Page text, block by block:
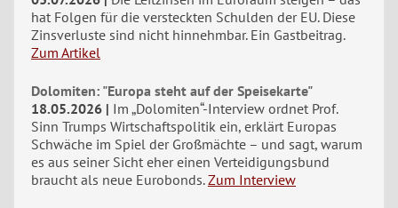
hat Folgen für die versteckten Schulden der EU. Diese
Zinsverluste sind nicht hinnehmbar. Ein Gastbeitrag.
Zum Artikel
Dolomiten: "Europa steht auf der Speisekarte"
18.05.2026
Im „Dolomiten“-Interview ordnet Prof.
Sinn Trumps Wirtschaftspolitik ein, erklärt Europas
Schwäche im Spiel der Großmächte – und sagt, warum
es aus seiner Sicht eher einen Verteidigungsbund
braucht als neue Eurobonds. Zum Interview